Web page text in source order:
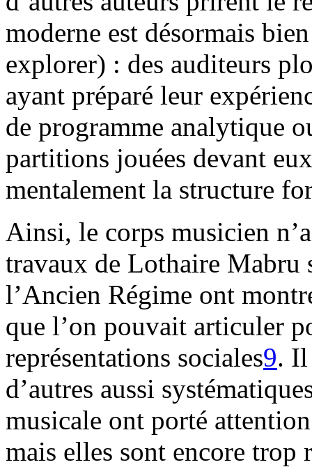
moderne est désormais
explorer) : des auditeurs
ayant préparé leur
de programme analytique
partitions jouées devant
mentalement la structure
Ainsi, le corps musicien
travaux de Lothaire Mabru
l’Ancien Régime ont
que l’on pouvait articuler
représentations sociales9. Il
d’autres aussi
musicale ont porté
mais elles sont encore trop